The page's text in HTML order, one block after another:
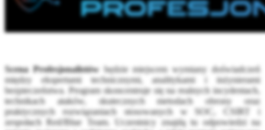
Scena Profesjonalistów będzie miejscem wymiany doświadczeń
między ekspertami technicznymi, analitykami i inżynierami
bezpieczeństwa. Program skoncentruje się na realnych incydentach,
technikach ataków, skutecznych metodach obrony oraz
praktycznych rozwiązaniach stosowanych w SOC, CSIRT i
zespołach Red/Blue Team. Uczestnicy znajdą tu odpowiedzi na